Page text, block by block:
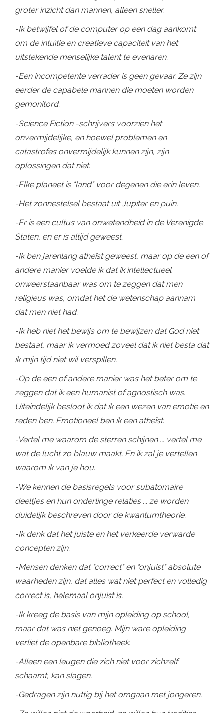
groter inzicht dan mannen, alleen sneller.
-Ik betwijfel of de computer op een dag aankomt
om de intuïtie en creatieve capaciteit van het
uitstekende menselijke talent te evenaren.
-Een incompetente verrader is geen gevaar. Ze zijn
eerder de capabele mannen die moeten worden
gemonitord.
-Science Fiction -schrijvers voorzien het
onvermijdelijke, en hoewel problemen en
catastrofes onvermijdelijk kunnen zijn, zijn
oplossingen dat niet.
-Elke planeet is "land" voor degenen die erin leven.
-Het zonnestelsel bestaat uit Jupiter en puin.
-Er is een cultus van onwetendheid in de Verenigde
Staten, en er is altijd geweest.
-Ik ben jarenlang atheïst geweest, maar op de een of
andere manier voelde ik dat ik intellectueel
onweerstaanbaar was om te zeggen dat men
religieus was, omdat het de wetenschap aannam
dat men niet had.
-Ik heb niet het bewijs om te bewijzen dat God niet
bestaat, maar ik vermoed zoveel dat ik niet besta dat
ik mijn tijd niet wil verspillen.
-Op de een of andere manier was het beter om te
zeggen dat ik een humanist of agnostisch was.
Uiteindelijk besloot ik dat ik een wezen van emotie en
reden ben. Emotioneel ben ik een atheïst.
-Vertel me waarom de sterren schijnen ... vertel me
wat de lucht zo blauw maakt. En ik zal je vertellen
waarom ik van je hou.
-We kennen de basisregels voor subatomaire
deeltjes en hun onderlinge relaties ... ze worden
duidelijk beschreven door de kwantumtheorie.
-Ik denk dat het juiste en het verkeerde verwarde
concepten zijn.
-Mensen denken dat "correct" en "onjuist" absolute
waarheden zijn, dat alles wat niet perfect en volledig
correct is, helemaal onjuist is.
-Ik kreeg de basis van mijn opleiding op school,
maar dat was niet genoeg. Mijn ware opleiding
verliet de openbare bibliotheek.
-Alleen een leugen die zich niet voor zichzelf
schaamt, kan slagen.
-Gedragen zijn nuttig bij het omgaan met jongeren.